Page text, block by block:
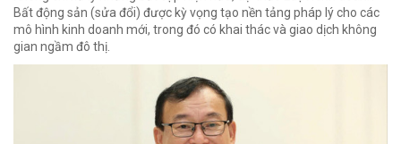
Bất động sản (sửa đổi) được kỳ vọng tạo nền tảng pháp lý cho các
mô hình kinh doanh mới, trong đó có khai thác và giao dịch không
gian ngầm đô thị.